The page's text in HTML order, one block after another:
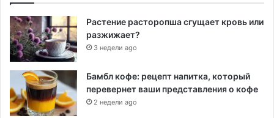
Растение расторопша сгущает кровь или
разжижает?
3 недели ago
Бамбл кофе: рецепт напитка, который
перевернет ваши представления о кофе
2 недели ago